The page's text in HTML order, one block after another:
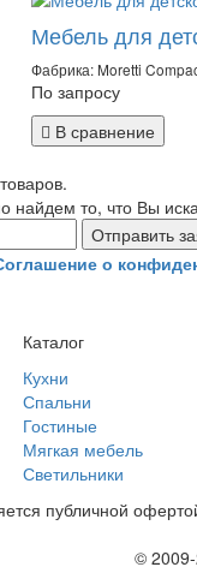
Мебель для
Фабрика: Moretti
По запросу
В сравнение
найдем то, что Вы
о
Каталог
Кухни
Спальни
Гостиные
Мягкая мебель
Светильники
публичной
©